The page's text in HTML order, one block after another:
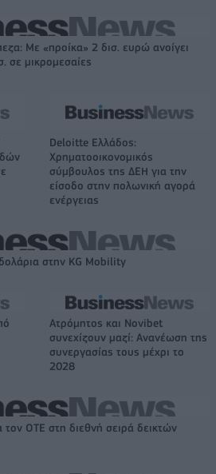
Με «προίκα» 2 δισ. ευρώ ανοίγει
σε μικρομεσαίες
Deloitte Ελλάδος:
Χρηματοοικονομικός
σύμβουλος της ΔΕΗ για την
είσοδο στην πολωνική αγορά
ενέργειας
στην KG Mobility
Ατρόμητος και Novibet
συνεχίζουν μαζί: Ανανέωση της
συνεργασίας τους μέχρι το
2028
τον ΟΤΕ στη διεθνή σειρά δεικτών